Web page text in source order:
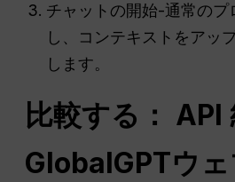
チャットの開始-通常のプ
し、コンテキストをアッ
します。
比較する： API
GlobalGPTウ